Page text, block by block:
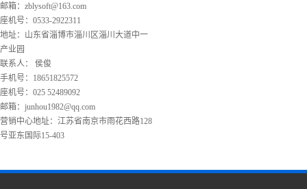
邮箱： zblysoft@163.com
座机号：0533-2922311
地址：山东省淄博市淄川区淄川大道中一
产业园
联系人： 侯俊
手机号：18651825572
座机号：025 52489092
邮箱： junhou1982@qq.com
营销中心地址：江苏省南京市雨花西路128
号亚东国际15-403